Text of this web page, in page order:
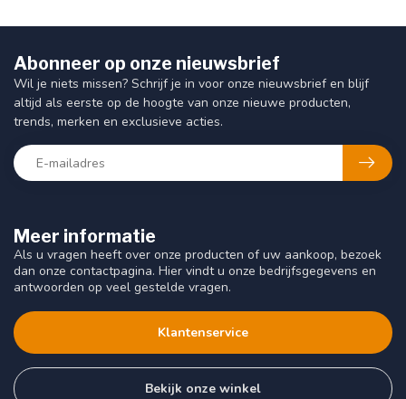
Meer informatie
Als u vragen heeft over onze producten of uw aankoop, bezoek
dan onze contactpagina. Hier vindt u onze bedrijfsgegevens en
antwoorden op veel gestelde vragen.
Klantenservice
Bekijk onze winkel
Abonneer op onze nieuwsbrief
Wil je niets missen? Schrijf je in voor onze nieuwsbrief en blijf
altijd als eerste op de hoogte van onze nieuwe producten,
trends, merken en exclusieve acties.